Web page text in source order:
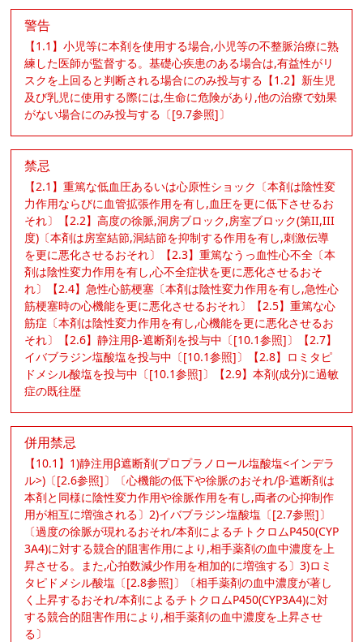
警告
【1.1】小児等に本剤を使用する場合,小児等の不整脈治療に熟
練した医師が監督する。基礎心疾患のある場合は,有益性がリ
スクを上回ると判断される場合にのみ投与する【1.2】新生児
及び乳児に使用する際には,生命に危険があり,他の治療で効果
がない場合にのみ投与する〔[9.7参照]〕
禁忌
【2.1】重篤な低血圧あるいは心原性ショック〔本剤は陰性変
力作用ならびに血管拡張作用を有し,血圧を更に低下させるお
それ〕【2.2】高度の徐脈,洞房ブロック,房室ブロック(第II,III
度)〔本剤は房室結節,洞結節を抑制する作用を有し,刺激伝導
を更に悪化させるおそれ〕【2.3】重篤なうっ血性心不全〔本
剤は陰性変力作用を有し,心不全症状を更に悪化させるおそ
れ〕【2.4】急性心筋梗塞〔本剤は陰性変力作用を有し,急性心
筋梗塞時の心機能を更に悪化させるおそれ〕【2.5】重篤な心
筋症〔本剤は陰性変力作用を有し,心機能を更に悪化させるお
それ〕【2.6】静注用β-遮断剤を投与中〔[10.1参照]〕【2.7】
イバブラジン塩酸塩を投与中〔[10.1参照]〕【2.8】ロミタピ
ドメシル酸塩を投与中〔[10.1参照]〕【2.9】本剤(成分)に過敏
症の既往歴
併用禁忌
【10.1】1)静注用β遮断剤(プロプラノロール塩酸塩<インデラ
ル>)〔[2.6参照]〕〔心機能の低下や徐脈のおそれ/β-遮断剤は
本剤と同様に陰性変力作用や徐脈作用を有し,両者の心抑制作
用が相互に増強される〕2)イバブラジン塩酸塩〔[2.7参照]〕
〔過度の徐脈が現れるおそれ/本剤によるチトクロムP450(CYP
3A4)に対する競合的阻害作用により,相手薬剤の血中濃度を上
昇させる。また,心拍数減少作用を相加的に増強する〕3)ロミ
タピドメシル酸塩〔[2.8参照]〕〔相手薬剤の血中濃度が著し
く上昇するおそれ/本剤によるチトクロムP450(CYP3A4)に対
する競合的阻害作用により,相手薬剤の血中濃度を上昇させ
る〕